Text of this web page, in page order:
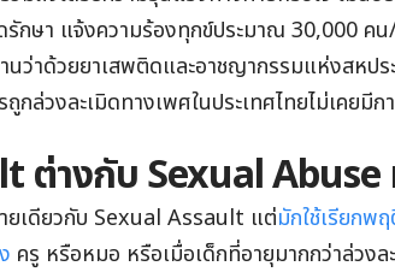
กษา แจ้งความร้องทุกข์ประมาณ 30,000 ค
ว่าด้วยยาเสพติดและอาชญากรรมแห่งสหป
กล่วงละเมิดทางเพศในประเทศไทยไม่เคยมี
ต่างกับ Sexual Abuse
เดียวกับ Sexual Assault แต่มักใช้เรียกพ
ครู หรือหมอ หรือเมื่อเด็กที่อายุมากกว่าล่วงล